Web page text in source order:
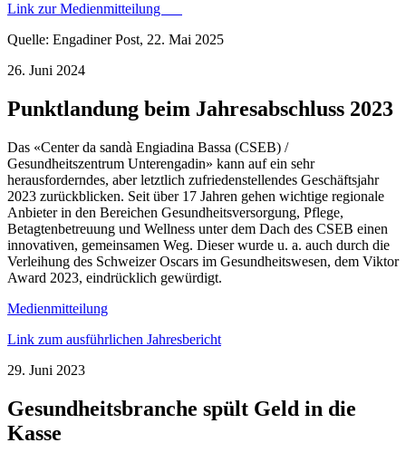
Link zur Medienmitteilung
Quelle: Engadiner Post, 22. Mai 2025
26. Juni 2024
Punktlandung beim Jahresabschluss 2023
Das «Center da sandà Engiadina Bassa (CSEB) /
Gesundheitszentrum Unterengadin» kann auf ein sehr
herausforderndes, aber letztlich zufriedenstellendes Geschäftsjahr
2023 zurückblicken. Seit über 17 Jahren gehen wichtige regionale
Anbieter in den Bereichen Gesundheitsversorgung, Pflege,
Betagtenbetreuung und Wellness unter dem Dach des CSEB einen
innovativen, gemeinsamen Weg. Dieser wurde u. a. auch durch die
Verleihung des Schweizer Oscars im Gesundheitswesen, dem Viktor
Award 2023, eindrücklich gewürdigt.
Medienmitteilung
Link zum ausführlichen Jahresbericht
29. Juni 2023
Gesundheitsbranche spült Geld in die
Kasse